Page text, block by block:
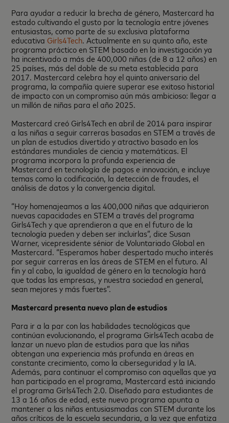
Para ayudar a reducir la brecha de género, Mastercard ha
estado cultivando el gusto por la tecnología entre jóvenes
entusiastas, como parte de su exclusiva plataforma
educativa Girls4Tech. Actualmente en su quinto año, este
programa práctico en STEM basado en la investigación ya
ha incentivado a más de 400,000 niñas (de 8 a 12 años) en
25 países, más del doble de su meta establecida para
2017. Mastercard celebra hoy el quinto aniversario del
programa, la compañía quiere superar ese exitoso historial
de impacto con un compromiso aún más ambicioso: llegar a
un millón de niñas para el año 2025.
Mastercard creó Girls4Tech en abril de 2014 para inspirar
a las niñas a seguir carreras basadas en STEM a través de
un plan de estudios divertido y atractivo basado en los
estándares mundiales de ciencia y matemáticas. El
programa incorpora la profunda experiencia de
Mastercard en tecnología de pagos e innovación, e incluye
temas como la codificación, la detección de fraudes, el
análisis de datos y la convergencia digital.
“Hoy homenajeamos a las 400,000 niñas que adquirieron
nuevas capacidades en STEM a través del programa
Girls4Tech y que aprendieron a que en el futuro de la
tecnología pueden y deben ser incluirlas”, dice Susan
Warner, vicepresidente sénior de Voluntariado Global en
Mastercard. “Esperamos haber despertado mucho interés
por seguir carreras en las áreas de STEM en el futuro. Al
fin y al cabo, la igualdad de género en la tecnología hará
que todas las empresas, y nuestra sociedad en general,
sean mejores y más fuertes”.
Mastercard presenta nuevo plan de estudios
Para ir a la par con las habilidades tecnológicas que
continúan evolucionando, el programa Girls4Tech acaba de
lanzar un nuevo plan de estudios para que las niñas
obtengan una experiencia más profunda en áreas en
constante crecimiento, como la ciberseguridad y la IA.
Además, para continuar el compromiso con aquellas que ya
han participado en el programa, Mastercard está iniciando
el programa Girls4Tech 2.0. Diseñado para estudiantes de
13 a 16 años de edad, este nuevo programa apunta a
mantener a las niñas entusiasmadas con STEM durante los
años críticos de la escuela secundaria, a la vez que enfatiza